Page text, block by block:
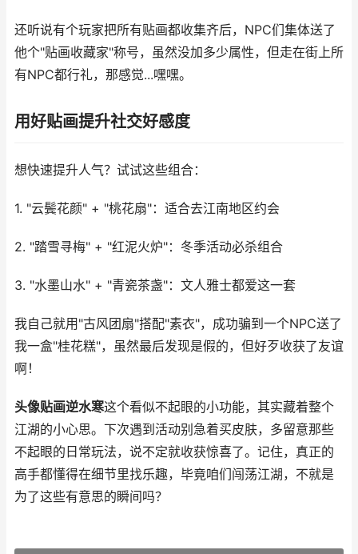
还听说有个玩家把所有贴画都收集齐后，NPC们集体送了
他个"贴画收藏家"称号，虽然没加多少属性，但走在街上所
有NPC都行礼，那感觉...嘿嘿。
用好贴画提升社交好感度
想快速提升人气？试试这些组合：
1. "云鬓花颜" + "桃花扇"：适合去江南地区约会
2. "踏雪寻梅" + "红泥火炉"：冬季活动必杀组合
3. "水墨山水" + "青瓷茶盏"：文人雅士都爱这一套
我自己就用"古风团扇"搭配"素衣"，成功骗到一个NPC送了
我一盒"桂花糕"，虽然最后发现是假的，但好歹收获了友谊
啊！
头像贴画逆水寒这个看似不起眼的小功能，其实藏着整个
江湖的小心思。下次遇到活动别急着买皮肤，多留意那些
不起眼的日常玩法，说不定就收获惊喜了。记住，真正的
高手都懂得在细节里找乐趣，毕竟咱们闯荡江湖，不就是
为了这些有意思的瞬间吗？